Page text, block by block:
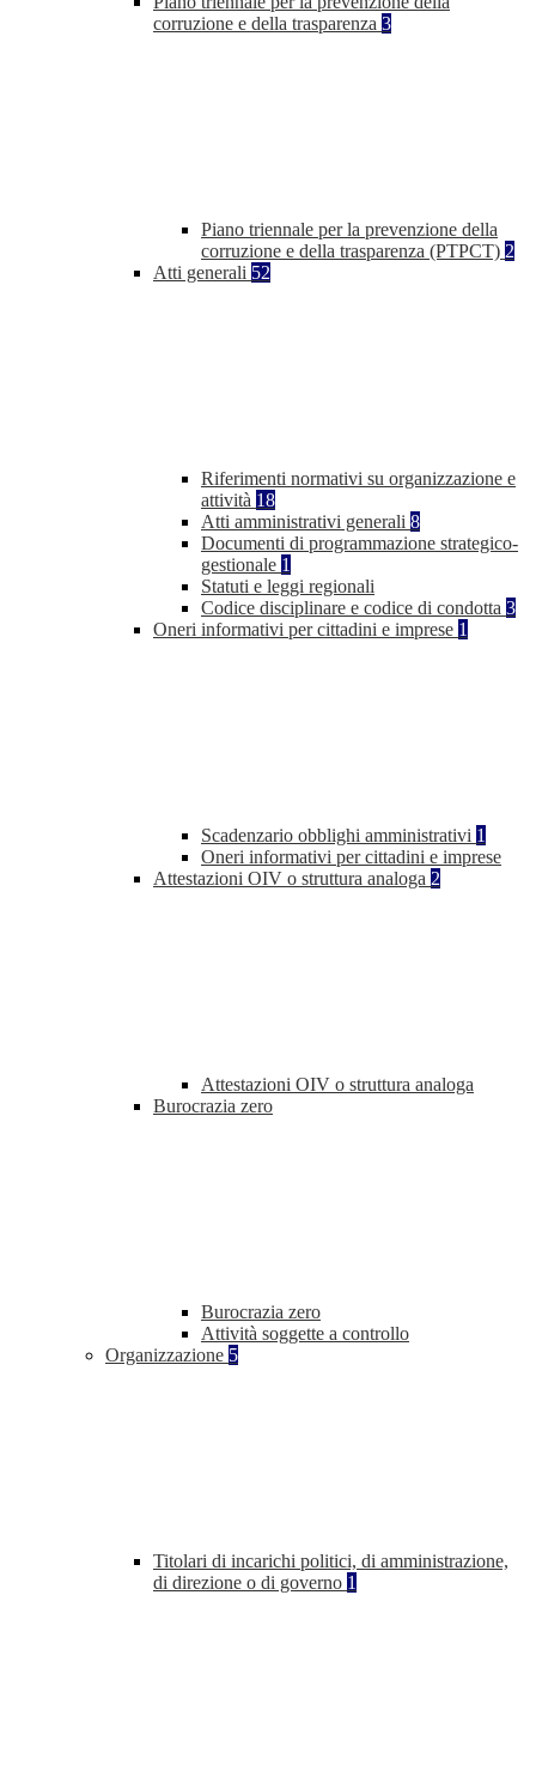
corruzione e della trasparenza 3
Piano triennale per la prevenzione della
corruzione e della trasparenza (PTPCT) 2
Atti generali 52
Riferimenti normativi su organizzazione e
attività 18
Atti amministrativi generali 8
Documenti di programmazione strategico-
gestionale 1
Statuti e leggi regionali
Codice disciplinare e codice di condotta 3
Oneri informativi per cittadini e imprese 1
Scadenzario obblighi amministrativi 1
Oneri informativi per cittadini e imprese
Attestazioni OIV o struttura analoga 2
Attestazioni OIV o struttura analoga
Burocrazia zero
Burocrazia zero
Attività soggette a controllo
Organizzazione 5
Titolari di incarichi politici, di amministrazione,
di direzione o di governo 1